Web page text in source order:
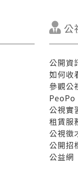
公
公開資
如何收
參觀公
PeoPo
公視實
租賃服
公視徵
公開招
公益網